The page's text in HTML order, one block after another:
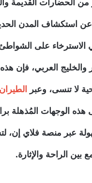
الحضارات القديمة
استكشاف المدن الحديثة
الاسترخاء على الشواطئ
والخليج العربي، فإن
لا تنسى، وعبر
هذه الوجهات المُذهلة
عبر منصة فلاي إن،
بين الراحة والإثارة.